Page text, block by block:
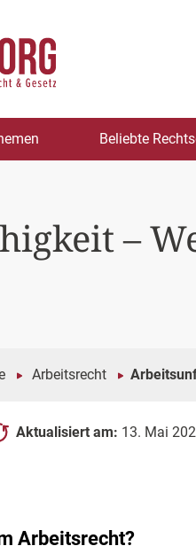
Beliebte
–
Arbeitsrecht
Aktualisiert am: 13. Mai
Arbeitsrecht?